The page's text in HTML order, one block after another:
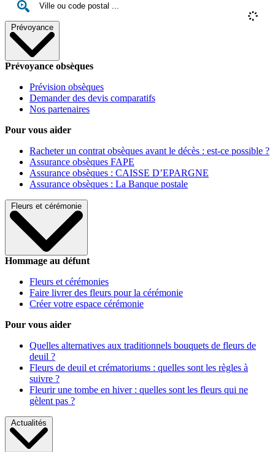
Prévoyance
Prévoyance obsèques
Prévision obsèques
Demander des devis comparatifs
Nos partenaires
Pour vous aider
Racheter un contrat obsèques avant le décès : est-ce possible ?
Assurance obsèques FAPE
Assurance obsèques : CAISSE D’EPARGNE
Assurance obsèques : La Banque postale
Fleurs et cérémonie
Hommage au défunt
Fleurs et cérémonies
Faire livrer des fleurs pour la cérémonie
Créer votre espace cérémonie
Pour vous aider
Quelles alternatives aux traditionnels bouquets de fleurs de
deuil ?
Fleurs de deuil et crématoriums : quelles sont les règles à
suivre ?
Fleurir une tombe en hiver : quelles sont les fleurs qui ne
gèlent pas ?
Actualités